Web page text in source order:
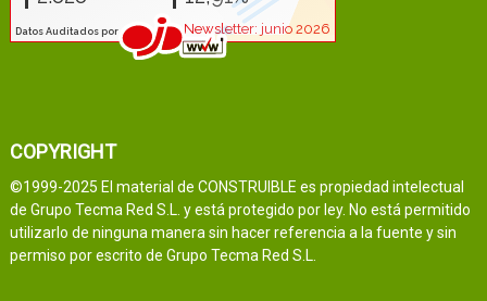
COPYRIGHT
©1999-2025 El material de CONSTRUIBLE es propiedad intelectual
de Grupo Tecma Red S.L. y está protegido por ley. No está permitido
utilizarlo de ninguna manera sin hacer referencia a la fuente y sin
permiso por escrito de Grupo Tecma Red S.L.